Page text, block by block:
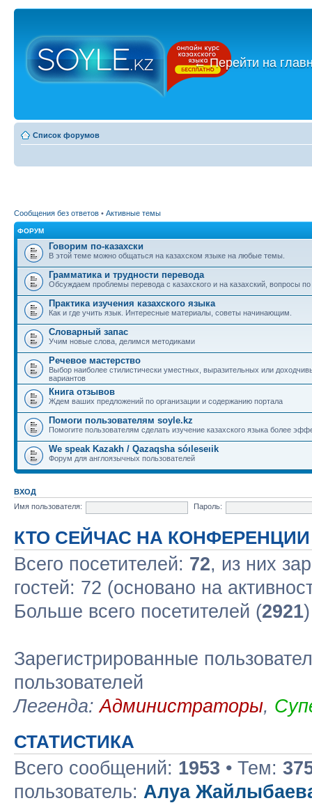
←Перейти на
Список форумов
Сообщения без ответов • Активные темы
ФОРУМ
Говорим по-казахски
В этой теме можно общаться на казахском языке на любые темы.
Грамматика и трудности перевода
Обсуждаем проблемы перевода с казахского и на казахский, вопросы
Практика изучения казахского языка
Как и где учить язык. Интересные материалы, советы начинающим.
Словарный запас
Учим новые слова, делимся методиками
Речевое мастерство
Выбор наиболее стилистически уместных, выразительных или
вариантов
Книга отзывов
Ждем ваших предложений по организации и содержанию портала
Помоги пользователям soyle.kz
Помогите пользователям сделать изучение казахского языка более
We speak Kazakh / Qazaqsha sóıleseıik
Форум для англоязычных пользователей
ВХОД
Имя пользователя:
Пароль:
КТО СЕЙЧАС НА КОНФЕРЕНЦИИ
Всего посетителей: 72, из них
гостей: 72 (основано на
Больше всего посетителей (2921
Зарегистрированные
пользователей
Легенда:Администраторы,
СТАТИСТИКА
Всего сообщений: 1953 • Тем:
пользователь: Алуа